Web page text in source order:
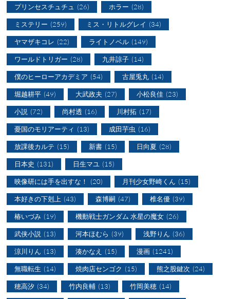
プリンセスチュチュ (26) ホラー (28)
ミステリー (259) ミス・リトルグレイ (34)
ヤマザキコレ (22) ライトノベル (149)
ワールドトリガー (28) 九井諒子 (14)
僕のヒーローアカデミア (54) 古屋兎丸 (14)
堀越耕平 (49) 大武政夫 (27) 小松良佳 (23)
小説 (72) 尚村透 (16) 川村拓 (17)
憂国のモリアーティ (13) 成田芋虫 (16)
放課後カルテ (15) 新書 (15) 日向夏 (28)
日本史 (131) 日生マユ (15)
映像研には手を出すな！ (20) 月刊少女野崎くん (15)
本好きの下剋上 (43) 森博嗣 (47) 椎名優 (39)
椿いづみ (19) 機動戦士ガンダム 水星の魔女 (26)
武侠小説 (13) 河本ほむら (39) 浅野りん (36)
涼川りん (13) 湊かなえ (15) 漫画 (1241)
無職転生 (14) 焼肉店センゴク (15) 熊之股鍵次 (24)
穂高汐 (34) 竹内良輔 (13) 竹岡美穂 (14)